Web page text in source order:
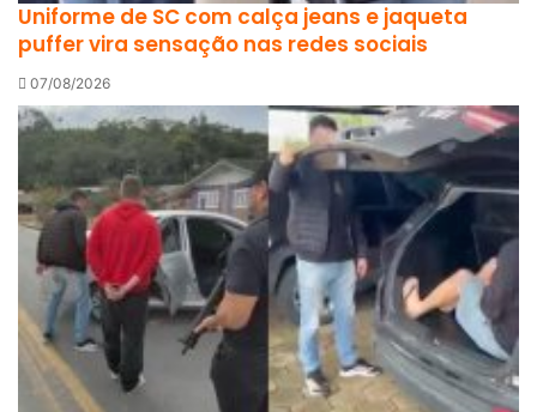
Uniforme de SC com calça jeans e jaqueta
puffer vira sensação nas redes sociais
07/08/2026